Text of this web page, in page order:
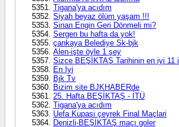
Tigana'ya acıdım
Siyah beyaz ölüm yaşam !!!
Sinan Engin Geri Dönmeli mi?
Sergen bu hafta da yok!
çankaya Belediye Sk-bjk
Alen-işte öyle 1 şey
Sizce BEŞİKTAŞ Tarihinin en iyi 11 i
En Iyi
Bjk Tv
Bizim site BJKHABERde
25. Hafta BEŞİKTAŞ - İTÜ
Tigana'ya acıdım
Uefa Kupasi çeyrek Final Maçlari
Denizli-BEŞİKTAŞ maçı goler